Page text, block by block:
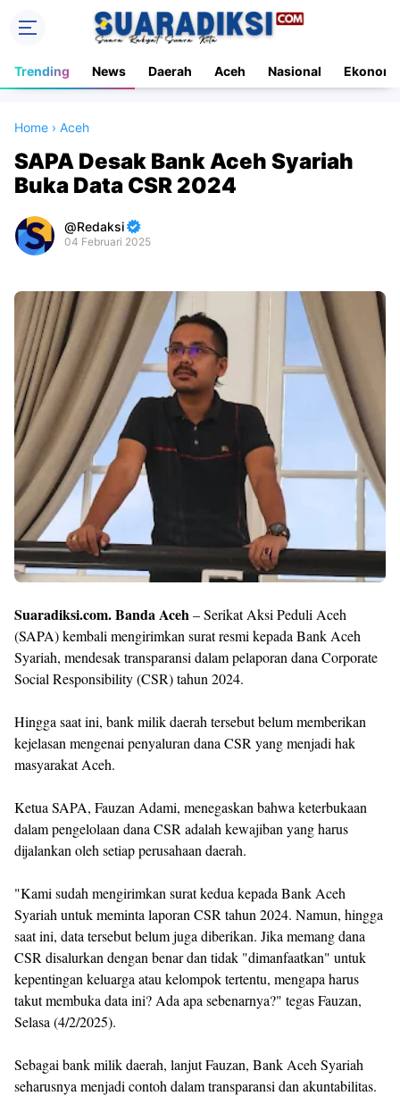
Trending News Daerah Aceh Nasional Ekonomi
Home › Aceh
SAPA Desak Bank Aceh Syariah
Buka Data CSR 2024
Redaksi
04 Februari 2025
By
Raushan
Design
With
Shroff
Templates
Suaradiksi.com. Banda Aceh– Serikat Aksi Peduli Aceh
(SAPA) kembali mengirimkan surat resmi kepada Bank Aceh
Syariah, mendesak transparansi dalam pelaporan dana Corporate
Social Responsibility (CSR) tahun 2024.
Hingga saat ini, bank milik daerah tersebut belum memberikan
kejelasan mengenai penyaluran dana CSR yang menjadi hak
masyarakat Aceh.
Ketua SAPA, Fauzan Adami, menegaskan bahwa keterbukaan
dalam pengelolaan dana CSR adalah kewajiban yang harus
dijalankan oleh setiap perusahaan daerah.
"Kami sudah mengirimkan surat kedua kepada Bank Aceh
Syariah untuk meminta laporan CSR tahun 2024. Namun, hingga
saat ini, data tersebut belum juga diberikan. Jika memang dana
CSR disalurkan dengan benar dan tidak "dimanfaatkan" untuk
kepentingan keluarga atau kelompok tertentu, mengapa harus
takut membuka data ini? Ada apa sebenarnya?" tegas Fauzan,
Selasa (4/2/2025).
Sebagai bank milik daerah, lanjut Fauzan, Bank Aceh Syariah
seharusnya menjadi contoh dalam transparansi dan akuntabilitas.